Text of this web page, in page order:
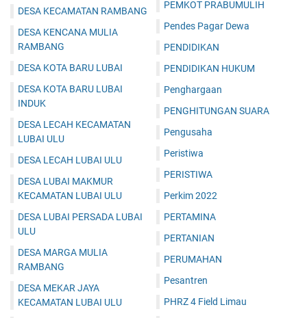
DESA KECAMATAN RAMBANG
DESA KENCANA MULIA
RAMBANG
DESA KOTA BARU LUBAI
DESA KOTA BARU LUBAI
INDUK
DESA LECAH KECAMATAN
LUBAI ULU
DESA LECAH LUBAI ULU
DESA LUBAI MAKMUR
KECAMATAN LUBAI ULU
DESA LUBAI PERSADA LUBAI
ULU
DESA MARGA MULIA
RAMBANG
DESA MEKAR JAYA
KECAMATAN LUBAI ULU
PEMKOT PRABUMULIH
Pendes Pagar Dewa
PENDIDIKAN
PENDIDIKAN HUKUM
Penghargaan
PENGHITUNGAN SUARA
Pengusaha
Peristiwa
PERISTIWA
Perkim 2022
PERTAMINA
PERTANIAN
PERUMAHAN
Pesantren
PHRZ 4 Field Limau